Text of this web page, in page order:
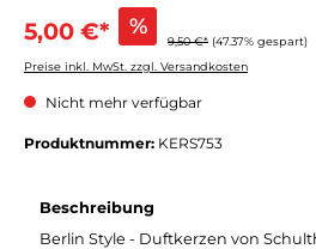
5,00 €* %
9,50 €* (47.37% gespart)
Preise inkl. MwSt. zzgl. Versandkosten
Nicht mehr verfügbar
Produktnummer: KERS753
Beschreibung
Berlin Style - Duftkerzen von